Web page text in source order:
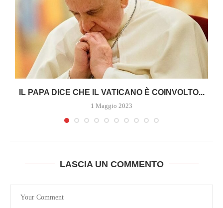
IL PAPA DICE CHE IL VATICANO È COINVOLTO...
1 Maggio 2023
LASCIA UN COMMENTO